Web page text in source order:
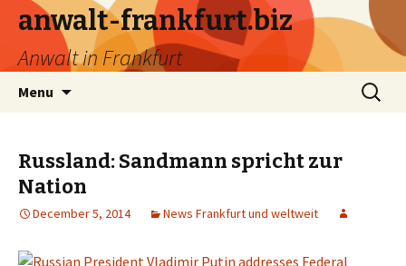
anwalt-frankfurt.biz
Anwalt in Frankfurt
Menu
Search
for:
Russland: Sandmann spricht zur
Nation
December 5, 2014 News Frankfurt und weltweit